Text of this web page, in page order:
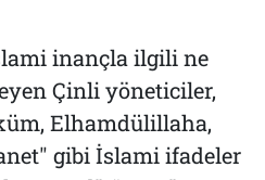
inançla ilgili ne
Çinli yöneticiler,
Elhamdülillaha,
gibi İslami ifadeler